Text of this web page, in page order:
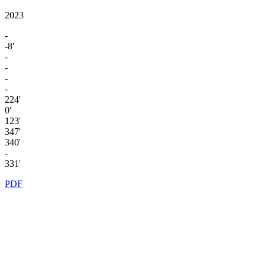
2023
-
-8'
-
-
-
-
224'
0'
123'
347'
340'
-
331'
PDF